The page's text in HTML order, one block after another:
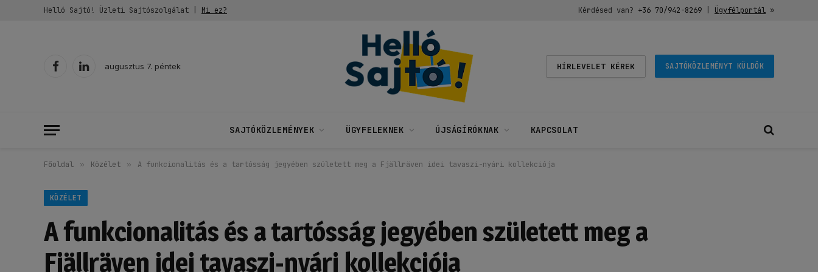
Helló Sajtó! Üzleti Sajtószolgálat | Mi ez? Kérdésed van? +36 70/942-8269| Ügyfélportál»
FacebookLinkedIn
augusztus 7. péntek HÍRLEVELET KÉREK SAJTÓKÖZLEMÉNYT KÜLDÖK
SAJTÓKÖZLEMÉNYEK ÜGYFELEKNEK ÚJSÁGÍRÓKNAK KAPCSOLAT
Főoldal » Közélet » A funkcionalitás és a tartósság jegyében született meg a Fjällräven idei tavaszi-nyári kollekciója
KÖZÉLET
A funkcionalitás és a tartósság jegyében született meg a
Fjällräven idei tavaszi-nyári kollekciója